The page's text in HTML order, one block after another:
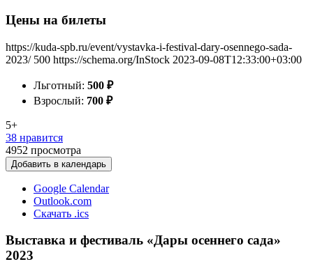
Цены на билеты
https://kuda-spb.ru/event/vystavka-i-festival-dary-osennego-sada-
2023/ 500 https://schema.org/InStock 2023-09-08T12:33:00+03:00
Льготный: 500 ₽
Взрослый: 700 ₽
5+
38 нравится
4952 просмотра
Добавить в календарь
Google Calendar
Outlook.com
Скачать .ics
Выставка и фестиваль «Дары осеннего сада»
2023